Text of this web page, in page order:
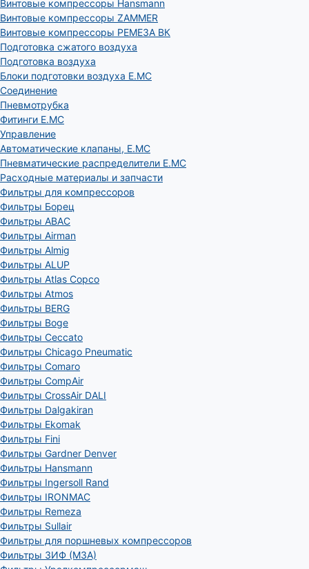
Винтовые компрессоры Hansmann
Винтовые компрессоры ZAMMER
Винтовые компрессоры РЕМЕЗА ВК
Подготовка сжатого воздуха
Подготовка воздуха
Блоки подготовки воздуха E.MC
Соединение
Пневмотрубка
Фитинги E.MC
Управление
Автоматические клапаны, Е.МС
Пневматические распределители E.MC
Расходные материалы и запчасти
Фильтры для компрессоров
Фильтры Борец
Фильтры ABAC
Фильтры Airman
Фильтры Almig
Фильтры ALUP
Фильтры Atlas Copco
Фильтры Atmos
Фильтры BERG
Фильтры Boge
Фильтры Ceccato
Фильтры Chicago Pneumatic
Фильтры Comaro
Фильтры CompAir
Фильтры CrossAir DALI
Фильтры Dalgakiran
Фильтры Ekomak
Фильтры Fini
Фильтры Gardner Denver
Фильтры Hansmann
Фильтры Ingersoll Rand
Фильтры IRONMAC
Фильтры Remeza
Фильтры Sullair
Фильтры для поршневых компрессоров
Фильтры ЗИФ (МЗА)